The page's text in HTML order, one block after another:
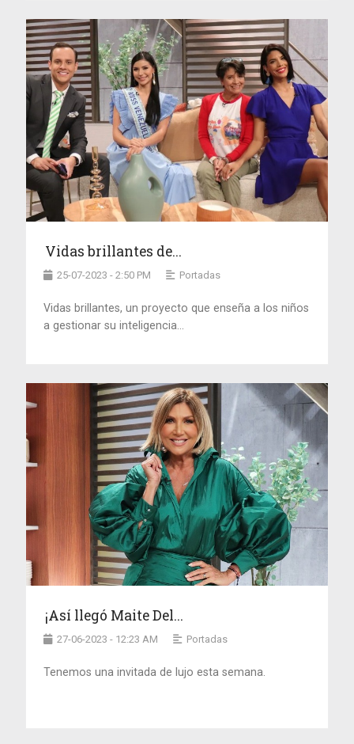
Vidas brillantes de...
25-07-2023 - 2:50 PM Portadas
Vidas brillantes, un proyecto que enseña a los niños
a gestionar su inteligencia...
¡Así llegó Maite Del...
27-06-2023 - 12:23 AM Portadas
Tenemos una invitada de lujo esta semana.